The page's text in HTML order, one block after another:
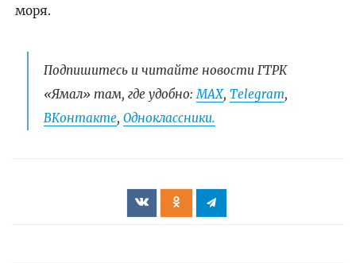
моря.
Подпишитесь и читайте новости ГТРК
«Ямал» там, где удобно:МАХ, Telegram,
ВКонтакте, Одноклассники.